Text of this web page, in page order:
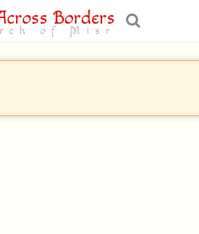
Borders
of Misr